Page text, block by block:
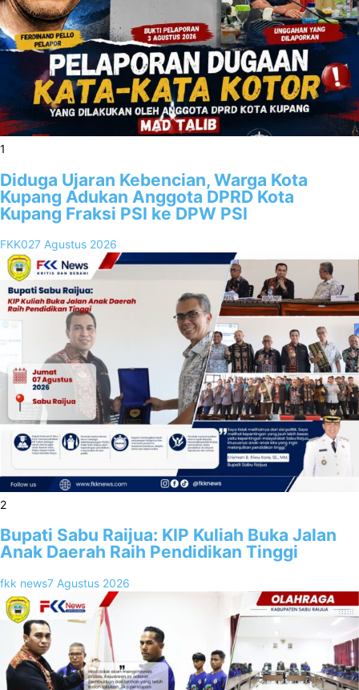
1
Diduga Ujaran Kebencian, Warga Kota
Kupang Adukan Anggota DPRD Kota
Kupang Fraksi PSI ke DPW PSI
FKK027 Agustus 2026
2
Bupati Sabu Raijua: KIP Kuliah Buka Jalan
Anak Daerah Raih Pendidikan Tinggi
fkk news7 Agustus 2026